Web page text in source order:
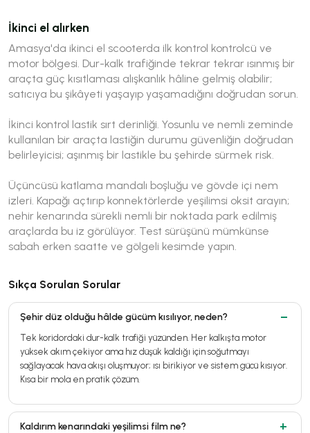
İkinci el alırken
Amasya'da ikinci el scooterda ilk kontrol kontrolcü ve
motor bölgesi. Dur-kalk trafiğinde tekrar tekrar ısınmış bir
araçta güç kısıtlaması alışkanlık hâline gelmiş olabilir;
satıcıya bu şikâyeti yaşayıp yaşamadığını doğrudan sorun.
İkinci kontrol lastik sırt derinliği. Yosunlu ve nemli zeminde
kullanılan bir araçta lastiğin durumu güvenliğin doğrudan
belirleyicisi; aşınmış bir lastikle bu şehirde sürmek risk.
Üçüncüsü katlama mandalı boşluğu ve gövde içi nem
izleri. Kapağı açtırıp konnektörlerde yeşilimsi oksit arayın;
nehir kenarında sürekli nemli bir noktada park edilmiş
araçlarda bu iz görülüyor. Test sürüşünü mümkünse
sabah erken saatte ve gölgeli kesimde yapın.
Sıkça Sorulan Sorular
Şehir düz olduğu hâlde gücüm kısılıyor, neden?
Tek koridordaki dur-kalk trafiği yüzünden. Her kalkışta motor
yüksek akım çekiyor ama hız düşük kaldığı için soğutmayı
sağlayacak hava akışı oluşmuyor; ısı birikiyor ve sistem gücü kısıyor.
Kısa bir mola en pratik çözüm.
Kaldırım kenarındaki yeşilimsi film ne?